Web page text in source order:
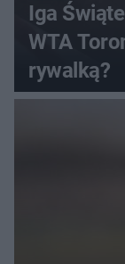
Iga
WTA
rywalką?